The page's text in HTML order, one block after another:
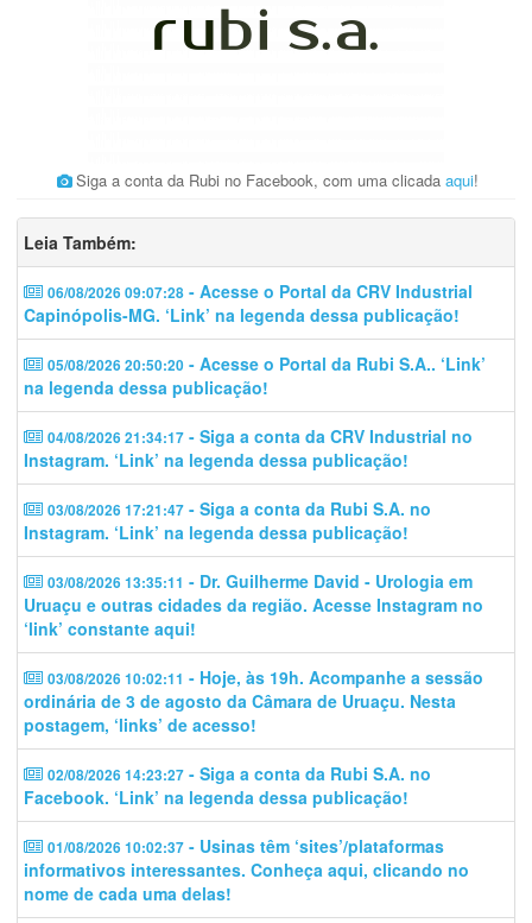
Siga a conta da Rubi no Facebook, com uma clicada aqui!
Leia Também:
06/08/2026 09:07:28 - Acesse o Portal da CRV Industrial
Capinópolis-MG. ‘Link’ na legenda dessa publicação!
05/08/2026 20:50:20 - Acesse o Portal da Rubi S.A.. ‘Link’
na legenda dessa publicação!
04/08/2026 21:34:17 - Siga a conta da CRV Industrial no
Instagram. ‘Link’ na legenda dessa publicação!
03/08/2026 17:21:47 - Siga a conta da Rubi S.A. no
Instagram. ‘Link’ na legenda dessa publicação!
03/08/2026 13:35:11 - Dr. Guilherme David - Urologia em
Uruaçu e outras cidades da região. Acesse Instagram no
‘link’ constante aqui!
03/08/2026 10:02:11 - Hoje, às 19h. Acompanhe a sessão
ordinária de 3 de agosto da Câmara de Uruaçu. Nesta
postagem, ‘links’ de acesso!
02/08/2026 14:23:27 - Siga a conta da Rubi S.A. no
Facebook. ‘Link’ na legenda dessa publicação!
01/08/2026 10:02:37 - Usinas têm ‘sites’/plataformas
informativos interessantes. Conheça aqui, clicando no
nome de cada uma delas!